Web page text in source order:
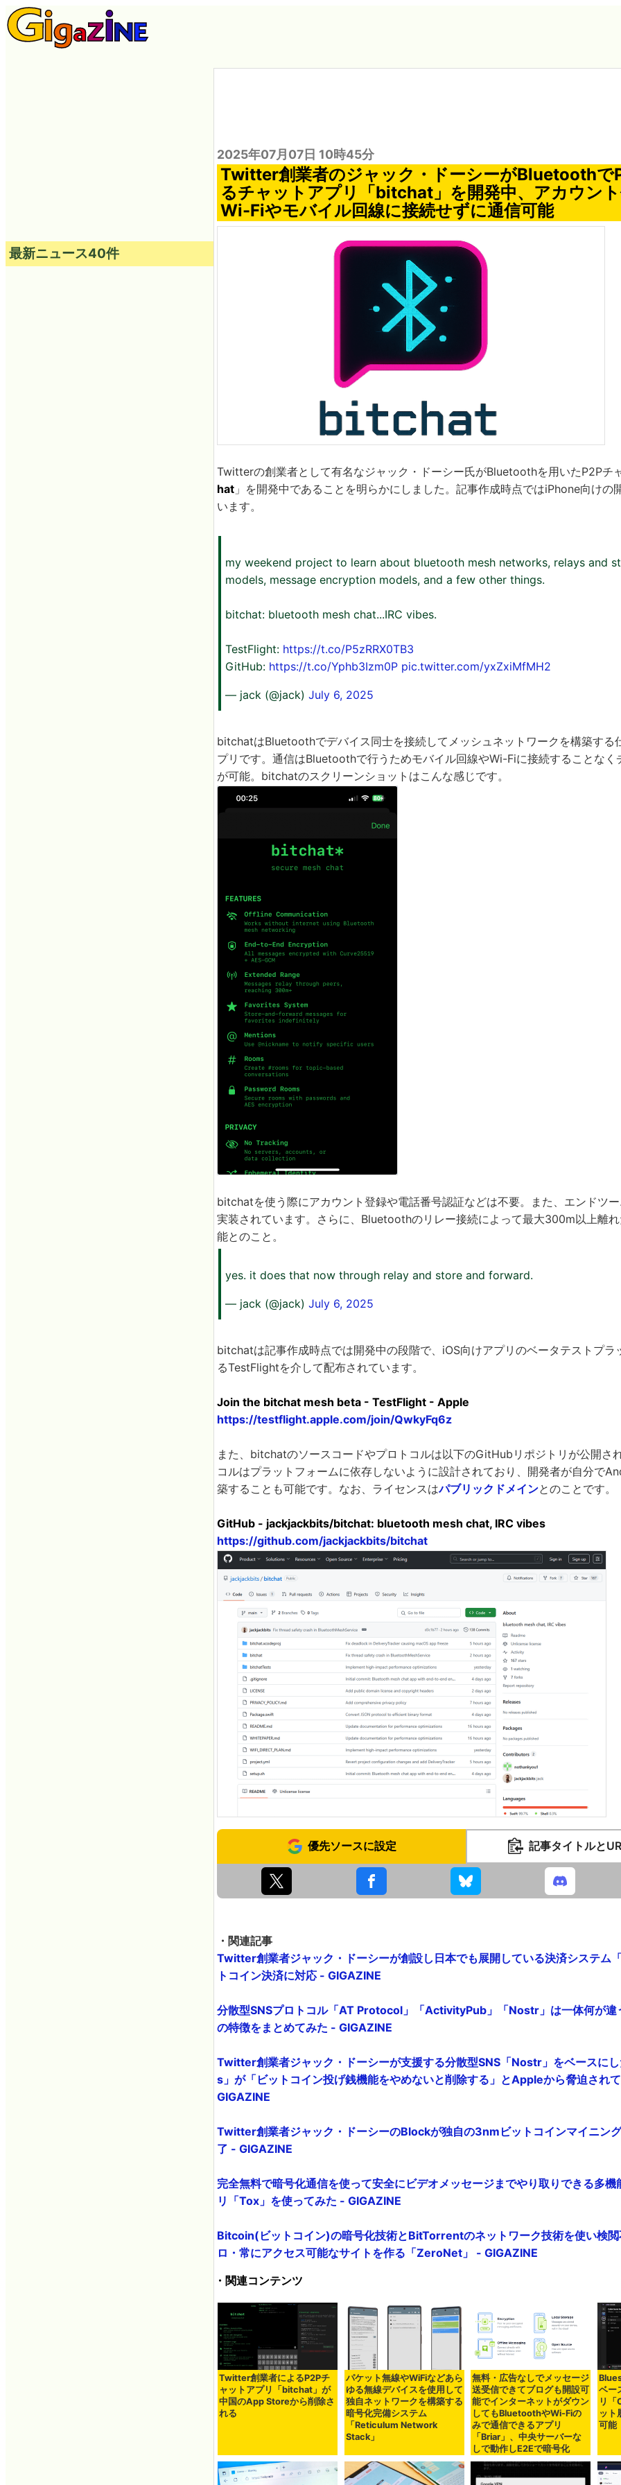
2025年07月07日 10時45分
Twitter創業者のジャック・ドーシーがBluetoothで
るチャットアプリ「bitchat」を開発中、アカウン
Wi-Fiやモバイル回線に接続せずに通信可能
Twitterの創業者として有名なジャック・ドーシー氏がBluetoothを用いたP2Pチ
hat 」を開発中であることを明らかにしました。記事作成時点ではiPhone向けの
います。
my weekend project to learn about bluetooth mesh networks, relays and
models, message encryption models, and a few other things.
bitchat: bluetooth mesh chat...IRC vibes.
TestFlight: https://t.co/P5zRRX0TB3
GitHub: https://t.co/Yphb3Izm0P pic.twitter.com/yxZxiMfMH2
— jack (@jack) July 6, 2025
bitchatはBluetoothでデバイス同士を接続してメッシュネットワークを構築する
プリです。通信はBluetoothで行うためモバイル回線やWi-Fiに接続することなく
が可能。bitchatのスクリーンショットはこんな感じです。
bitchatを使う際にアカウント登録や電話番号認証などは不要。また、エンドツ
実装されています。さらに、Bluetoothのリレー接続によって最大300m以上離
能とのこと。
yes. it does that now through relay and store and forward.
— jack (@jack) July 6, 2025
bitchatは記事作成時点では開発中の段階で、iOS向けアプリのベータテストプラ
るTestFlightを介して配布されています。
Join the bitchat mesh beta - TestFlight - Apple
https://testflight.apple.com/join/QwkyFq6z
また、bitchatのソースコードやプロトコルは以下のGitHubリポジトリが公開さ
コルはプラットフォームに依存しないように設計されており、開発者が自分で
築することも可能です。なお、ライセンスはパブリックドメインとのことです。
GitHub - jackjackbits/bitchat: bluetooth mesh chat, IRC vibes
https://github.com/jackjackbits/bitchat
優先ソースに設定 記事タイトルと
・関連記事
Twitter創業者ジャック・ドーシーが創設し日本でも展開している決済システム
トコイン決済に対応 - GIGAZINE
分散型SNSプロトコル「AT Protocol」「ActivityPub」「Nostr」は一体何が違
の特徴をまとめてみた - GIGAZINE
Twitter創業者ジャック・ドーシーが支援する分散型SNS「Nostr」をベースに
s」が「ビットコイン投げ銭機能をやめないと削除する」とAppleから脅迫され
GIGAZINE
Twitter創業者ジャック・ドーシーのBlockが独自の3nmビットコインマイニン
了 - GIGAZINE
完全無料で暗号化通信を使って安全にビデオメッセージまでやり取りできる多機
リ「Tox」を使ってみた - GIGAZINE
Bitcoin(ビットコイン)の暗号化技術とBitTorrentのネットワーク技術を使い検閲
ロ・常にアクセス可能なサイトを作る「ZeroNet」 - GIGAZINE
・関連コンテンツ
Twitter創業者によるP2Pチ
ャットアプリ「bitchat」が
中国のApp Storeから削除さ
れる
パケット無線やWiFiなどあら
ゆる無線デバイスを使用して
独自ネットワークを構築する
暗号化完備システム
「Reticulum Network
Stack」
無料・広告なしでメッセージ
送受信できてブログも開設可
能でインターネットがダウン
してもBluetoothやWi-Fiの
みで通信できるアプリ
「Briar」、中央サーバーな
しで動作しE2Eで暗号化
ベー
リ「
ット
可能
最新ニュース40件